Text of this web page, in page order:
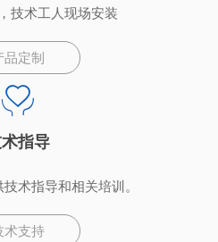
技术工人现场安装
品定制
指导
术指导和相关培训。
术支持